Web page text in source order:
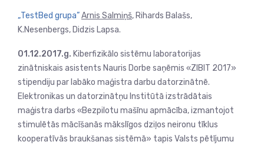
„TestBed grupa”Arnis Salmiņš, Rihards Balašs,
K.Nesenbergs, Didzis Lapsa.
01.12.2017.g. Kiberfizikālo sistēmu laboratorijas
zinātniskais asistents Nauris Dorbe saņēmis «ZIBIT 2017»
stipendiju par labāko maģistra darbu datorzinātnē.
Elektronikas un datorzinātņu Institūtā izstrādātais
maģistra darbs «Bezpilotu mašīnu apmācība, izmantojot
stimulētās mācīšanās mākslīgos dziļos neironu tīklus
kooperatīvās braukšanas sistēmā» tapis Valsts pētījumu